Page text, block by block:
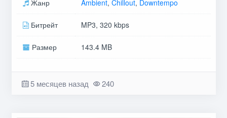
Жанр Ambient, Chillout, Downtempo
Битрейт MP3, 320 kbps
Размер 143.4 MB
5 месяцев назад 240